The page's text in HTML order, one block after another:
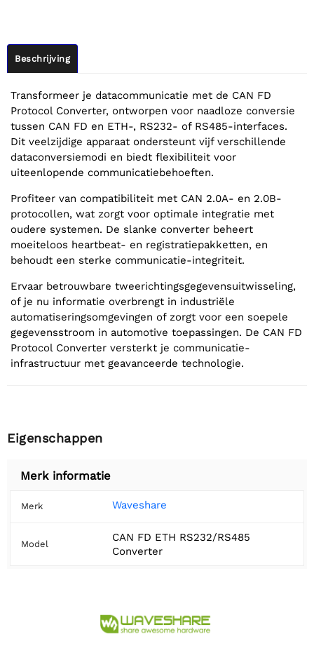
Beschrijving
Transformeer je datacommunicatie met de CAN FD
Protocol Converter, ontworpen voor naadloze conversie
tussen CAN FD en ETH-, RS232- of RS485-interfaces.
Dit veelzijdige apparaat ondersteunt vijf verschillende
dataconversiemodi en biedt flexibiliteit voor
uiteenlopende communicatiebehoeften.
Profiteer van compatibiliteit met CAN 2.0A- en 2.0B-
protocollen, wat zorgt voor optimale integratie met
oudere systemen. De slanke converter beheert
moeiteloos heartbeat- en registratiepakketten, en
behoudt een sterke communicatie-integriteit.
Ervaar betrouwbare tweerichtingsgegevensuitwisseling,
of je nu informatie overbrengt in industriële
automatiseringsomgevingen of zorgt voor een soepele
gegevensstroom in automotive toepassingen. De CAN FD
Protocol Converter versterkt je communicatie-
infrastructuur met geavanceerde technologie.
Eigenschappen
Merk informatie
Merk Waveshare
Model
CAN FD ETH RS232/RS485
Converter